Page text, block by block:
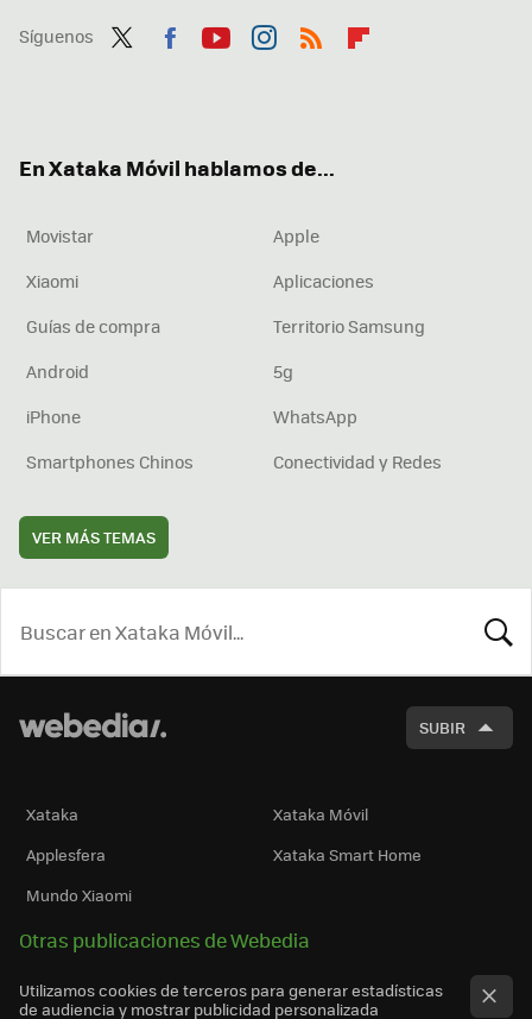
Síguenos
En Xataka Móvil hablamos de...
Movistar
Apple
Xiaomi
Aplicaciones
Guías de compra
Territorio Samsung
Android
5g
iPhone
WhatsApp
Smartphones Chinos
Conectividad y Redes
VER MÁS TEMAS
SUBIR
Xataka
Xataka Móvil
Applesfera
Xataka Smart Home
Mundo Xiaomi
Otras publicaciones de Webedia
Utilizamos cookies de terceros para generar estadísticas
de audiencia y mostrar publicidad personalizada